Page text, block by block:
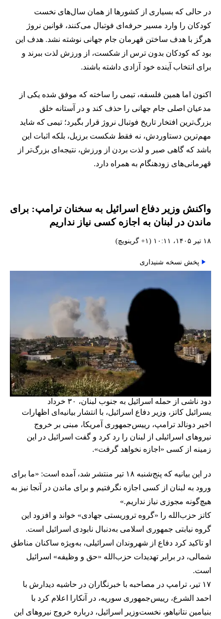
در حالی که بسیاری از کشورها از همان سال‌های نخست
کودکان را وارد مسیر حرفه‌ای فوتبال می‌کنند، قوانین نروژ
هرگز با هدف ساختن قهرمان جام جهانی نوشته نشد. هدف این
بود که کودکان بدون ترس از شکست، از ورزش لذت ببرند و
برای انتخاب آینده خود آزادی داشته باشند.
اکنون اما همین فلسفه، تیمی را ساخته که موفق شده یکی از
مدعیان اصلی جام جهانی را حذف کند و در آستانه خلق
بزرگ‌ترین افتخار تاریخ فوتبال نروژ قرار بگیرد؛ تیمی که شاید
مهم‌ترین دستاوردش، نه فقط شکست برزیل، بلکه اثبات این
باشد که گاهی صبر و لذت بردن از ورزش، نتیجه‌ای بزرگ‌تر از
قهرمانی‌های زودهنگام به همراه دارد.
واکنش وزیر دفاع اسرائیل به سخنان ترامپ: برای
ماندن در لبنان به اجازه کسی نیاز نداریم
۱۸ تیر ۱۴۰۵، ۱۰:۱۱ (‎+۱ گرینویچ)
پخش نسخه شنیداری
دود ناشی از حمله اسرائیل به جنوب لبنان، ۳۰ خرداد
یسرائیل کاتز، وزیر دفاع اسرائیل، با انتشار بیانیه‌ای اظهارات
اخیر دونالد ترامپ، رییس‌جمهوری آمریکا، مبنی بر خروج
نیروهای اسرائیلی از لبنان را رد کرد و گفت اسرائیل در این
زمینه از کسی «اجازه نخواهد گرفت».
در این بیانیه که پنج‌شنبه ۱۸ تیر منتشر شد، آمده است: «ما برای
ورود به لبنان از کسی اجازه نگرفتیم و برای ماندن در آنجا نیز به
هیچ‌گونه مجوزی نیاز نداریم.»
کاتز حزب‌الله را «گروه تروریستی جهادی» خواند و افزود این
گروه نیابتی جمهوری اسلامی به‌دنبال نابودی اسرائیل است.
او تاکید کرد دفاع از شهروندان اسرائیلی، به‌ویژه ساکنان مناطق
شمالی، در برابر تهدیدات حزب‌الله «حق و وظیفه» اسرائیل
است.
۱۷ تیر، ترامپ در مصاحبه با خبرنگاران در حاشیه دیدارش با
احمد الشرع، رییس‌جمهوری سوریه، در آنکارا اعلام کرد با
بنیامین نتانیاهو، نخست‌وزیر اسرائیل، درباره خروج نیروهای این